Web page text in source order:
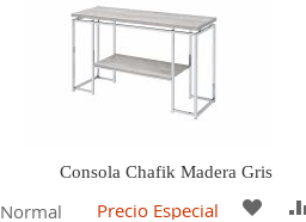
Consola Chafik Madera Gris
Normal Precio Especial
Agregar